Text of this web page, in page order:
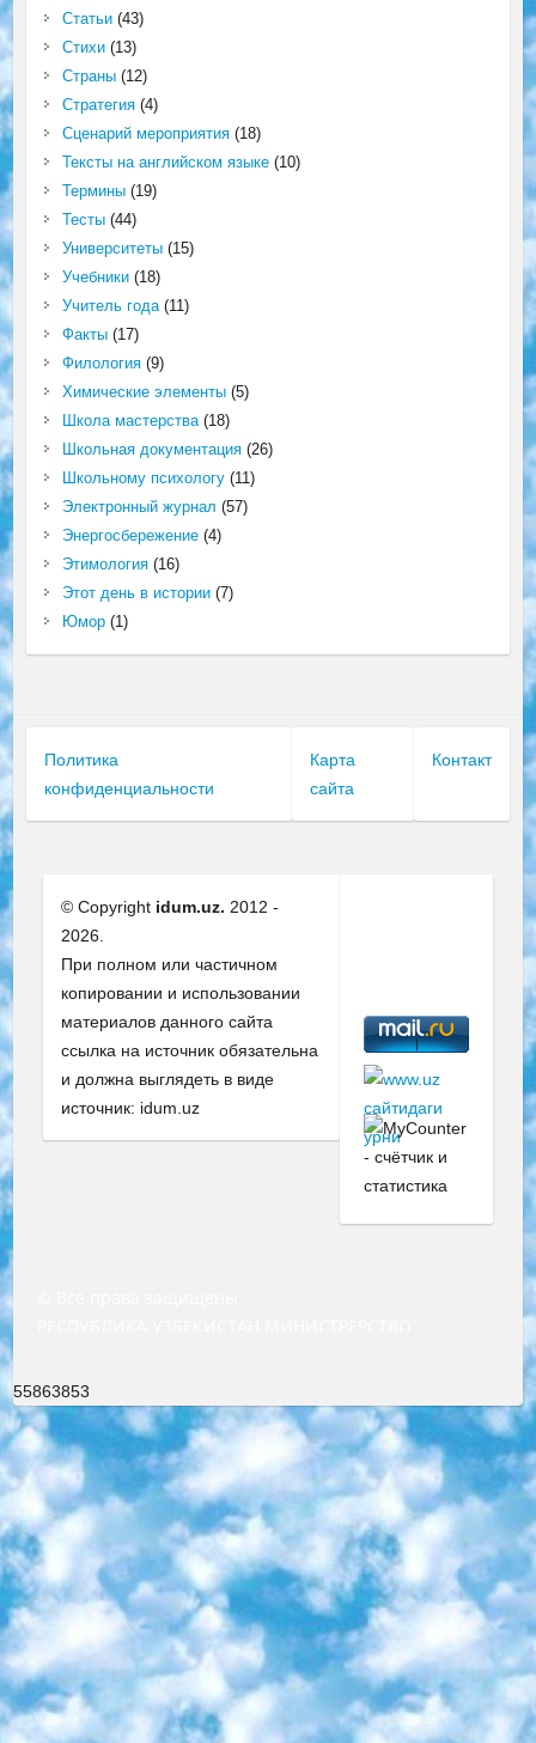
Статьи(43)
Стихи(13)
Страны(12)
Стратегия(4)
Сценарий мероприятия(18)
Тексты на английском языке(10)
Термины(19)
Тесты(44)
Университеты(15)
Учебники(18)
Учитель года(11)
Факты(17)
Филология(9)
Химические элементы(5)
Школа мастерства(18)
Школьная документация(26)
Школьному психологу(11)
Электронный журнал (57)
Энергосбережение(4)
Этимология(16)
Этот день в истории(7)
Юмор(1)
Политика
конфиденциальности
Карта
сайта
Контакт
© Copyright idum.uz. 2012 -
2026.
При полном или частичном
копировании и использовании
материалов данного сайта
ссылка на источник обязательна
и должна выглядеть в виде
источник: idum.uz
55863853